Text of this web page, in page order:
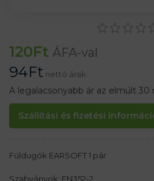
120Ft ÁFA-val
94Ft nettó árak
A legalacsonyabb ár az elmúlt 30
Szállítási és fizetési
Füldugók EARSOFT 1 pár
Szabványok: EN352-2